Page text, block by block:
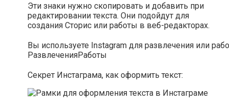
Эти знаки нужно скопировать и добавить при
редактировании текста. Они подойдут для
создания Сторис или работы в веб-редакторах.
Вы используете Instagram для развлечения или
РазвлеченияРаботы
Секрет Инстаграма, как оформить текст: